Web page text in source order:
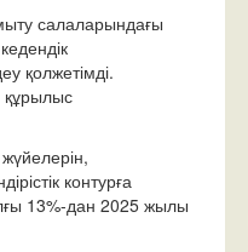
салаларындағы
қолжетімді.
құрылыс
контурға
13%-дан 2025 жылы